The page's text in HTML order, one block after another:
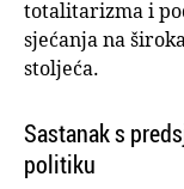
totalitarizma i
sjećanja na
stoljeća.
Sastanak s
politiku